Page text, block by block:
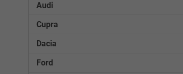
Audi
Cupra
Dacia
Ford